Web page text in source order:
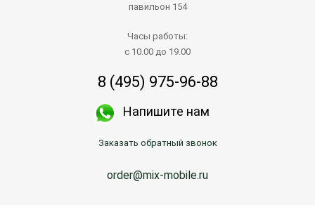
павильон 154
Часы работы:
с 10.00 до 19.00
8 (495) 975-96-88
Напишите нам
Заказать обратный звонок
order@mix-mobile.ru